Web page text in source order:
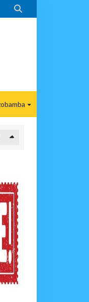

Na Njia Zangu Za
Nyumbani